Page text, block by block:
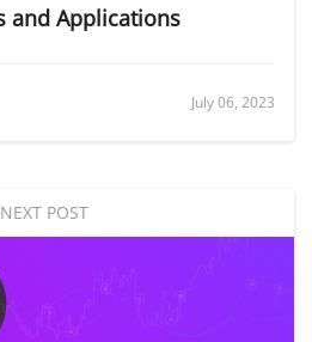
and Applications
July 06, 2023
NEXT POST